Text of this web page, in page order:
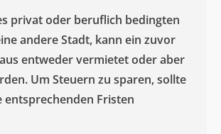
privat oder beruflich bedingten
andere Stadt, kann ein zuvor
entweder vermietet oder aber
Um Steuern zu sparen, sollte
entsprechenden Fristen